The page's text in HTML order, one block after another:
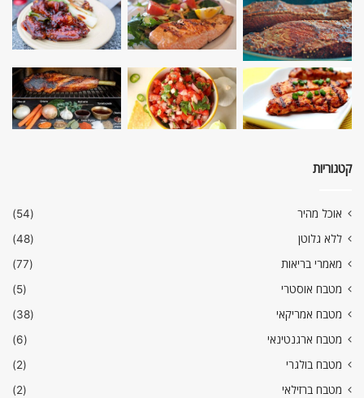
קטגוריות
אוכל מהיר
(54)
ללא גלוטן
(48)
מאמרי בריאות
(77)
מטבח אוסטרי
(5)
מטבח אמריקאי
(38)
מטבח ארגנטינאי
(6)
מטבח בולגרי
(2)
מטבח ברזילאי
(2)